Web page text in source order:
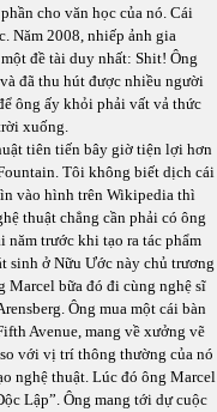
cho văn học của nó. Cái
Năm 2008, nhiếp ảnh gia
đề tài duy nhất: Shit! Ông
đã thu hút được nhiều người
ông ấy khỏi phải vất vả thức
xuống.
tiên tiến bây giờ tiện lợi hơn
Tôi không biết dịch cái
vào hình trên Wikipedia thì
thuật chẳng cần phải có ông
trước khi tạo ra tác phẩm
sinh ở Nữu Ước này chủ trương
bữa đó đi cùng nghệ sĩ
Ông mua một cái bàn
Avenue, mang về xưởng vẽ
với vị trí thông thường của nó
nghệ thuật. Lúc đó ông Marcel
Lập”. Ông mang tới dự cuộc